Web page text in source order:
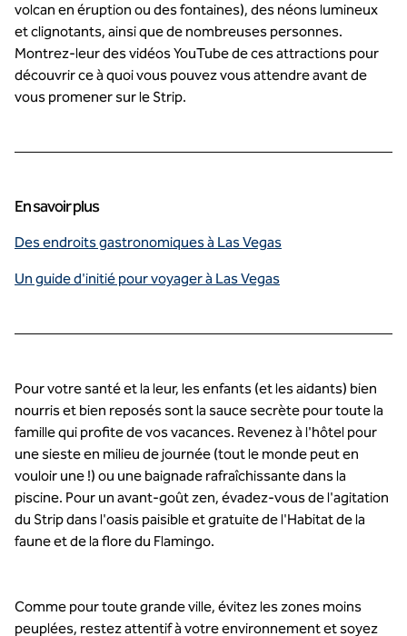
volcan en éruption ou des fontaines), des néons lumineux
et clignotants, ainsi que de nombreuses personnes.
Montrez-leur des vidéos YouTube de ces attractions pour
découvrir ce à quoi vous pouvez vous attendre avant de
vous promener sur le Strip.
En savoir plus
Des endroits gastronomiques à Las Vegas
Un guide d'initié pour voyager à Las Vegas
Pour votre santé et la leur, les enfants (et les aidants) bien
nourris et bien reposés sont la sauce secrète pour toute la
famille qui profite de vos vacances. Revenez à l'hôtel pour
une sieste en milieu de journée (tout le monde peut en
vouloir une !) ou une baignade rafraîchissante dans la
piscine. Pour un avant-goût zen, évadez-vous de l'agitation
du Strip dans l'oasis paisible et gratuite de l'Habitat de la
faune et de la flore du Flamingo.
Comme pour toute grande ville, évitez les zones moins
peuplées, restez attentif à votre environnement et soyez